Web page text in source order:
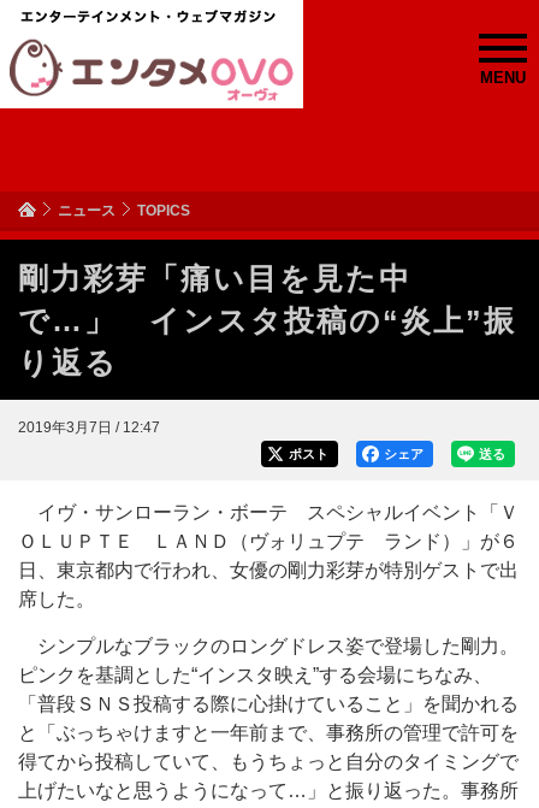
MENU
ニュース TOPICS
剛力彩芽「痛い目を見た中
で…」 インスタ投稿の“炎上”振
り返る
2019年3月7日 / 12:47
送る
シェア
ポスト
イヴ・サンローラン・ボーテ スペシャルイベント「Ｖ
ＯＬＵＰＴＥ ＬＡＮＤ（ヴォリュプテ ランド）」が６
日、東京都内で行われ、女優の剛力彩芽が特別ゲストで出
席した。
シンプルなブラックのロングドレス姿で登場した剛力。
ピンクを基調とした“インスタ映え”する会場にちなみ、
「普段ＳＮＳ投稿する際に心掛けていること」を聞かれる
と「ぶっちゃけますと一年前まで、事務所の管理で許可を
得てから投稿していて、もうちょっと自分のタイミングで
上げたいなと思うようになって…」と振り返った。事務所